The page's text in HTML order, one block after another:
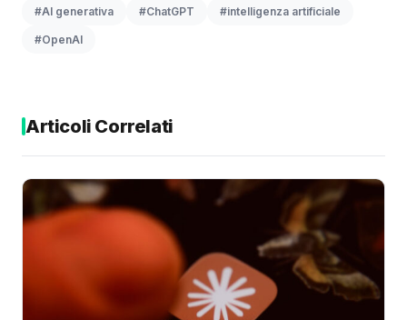
#AI generativa #ChatGPT #intelligenza artificiale
#OpenAI
Articoli Correlati